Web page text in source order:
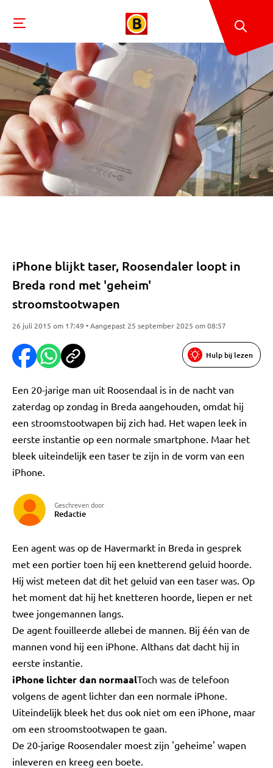
iPhone blijkt taser, Roosendaler loopt in
Breda rond met 'geheim'
stroomstootwapen
26 juli 2015 om 17:49 • Aangepast 25 september 2025 om 08:57
Hulp bij lezen
Een 20-jarige man uit Roosendaal is in de nacht van
zaterdag op zondag in Breda aangehouden, omdat hij
een stroomstootwapen bij zich had. Het wapen leek in
eerste instantie op een normale smartphone. Maar het
bleek uiteindelijk een taser te zijn in de vorm van een
iPhone.
Geschreven door
Redactie
Een agent was op de Havermarkt in Breda in gesprek
met een portier toen hij een knetterend geluid hoorde.
Hij wist meteen dat dit het geluid van een taser was. Op
het moment dat hij het knetteren hoorde, liepen er net
twee jongemannen langs.
De agent fouilleerde allebei de mannen. Bij één van de
mannen vond hij een iPhone. Althans dat dacht hij in
eerste instantie.
iPhone lichter dan normaalToch was de telefoon
volgens de agent lichter dan een normale iPhone.
Uiteindelijk bleek het dus ook niet om een iPhone, maar
om een stroomstootwapen te gaan.
De 20-jarige Roosendaler moest zijn 'geheime' wapen
inleveren en kreeg een boete.